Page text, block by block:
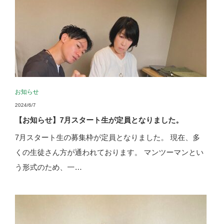
お知らせ
2024/6/7
【お知らせ】7月スタート生が定員となりました。
7月スタート生の募集枠が定員となりました。 現在、多
くの生徒さん方が通われております。 マンツーマンとい
う形式のため、一…